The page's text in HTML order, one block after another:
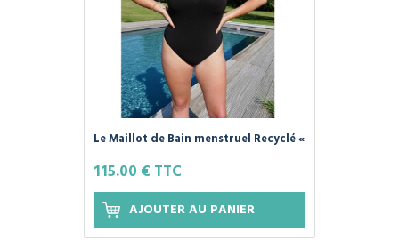
Le Maillot de Bain menstruel Recyclé «
115.00 € TTC
AJOUTER AU PANIER